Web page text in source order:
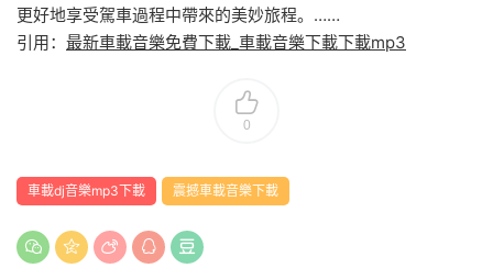
更好地享受駕車過程中帶來的美妙旅程。……
引用： 最新車載音樂免費下載_車載音樂下載下載mp3
0
車載dj音樂mp3下載 震撼車載音樂下載